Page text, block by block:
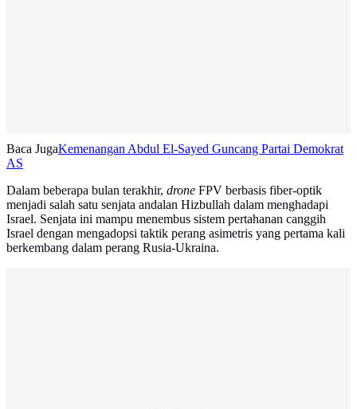
Baca JugaKemenangan Abdul El-Sayed Guncang Partai Demokrat
AS
Dalam beberapa bulan terakhir, drone FPV berbasis fiber-optik
menjadi salah satu senjata andalan Hizbullah dalam menghadapi
Israel. Senjata ini mampu menembus sistem pertahanan canggih
Israel dengan mengadopsi taktik perang asimetris yang pertama kali
berkembang dalam perang Rusia-Ukraina.